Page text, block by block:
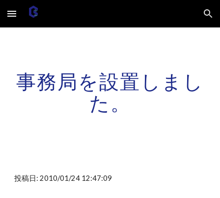
Skip to main content Skip to navigation
事務局を設置しまし
た。
投稿日: 2010/01/24 12:47:09